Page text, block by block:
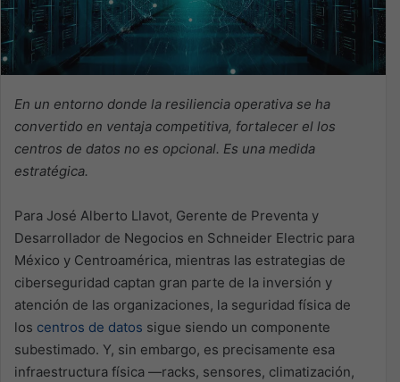
En un entorno donde la resiliencia operativa se ha
convertido en ventaja competitiva, fortalecer el los
centros de datos no es opcional. Es una medida
estratégica.
Para José Alberto Llavot, Gerente de Preventa y
Desarrollador de Negocios en Schneider Electric para
México y Centroamérica, mientras las estrategias de
ciberseguridad captan gran parte de la inversión y
atención de las organizaciones, la seguridad física de
los centros de datos sigue siendo un componente
subestimado. Y, sin embargo, es precisamente esa
infraestructura física —racks, sensores, climatización,